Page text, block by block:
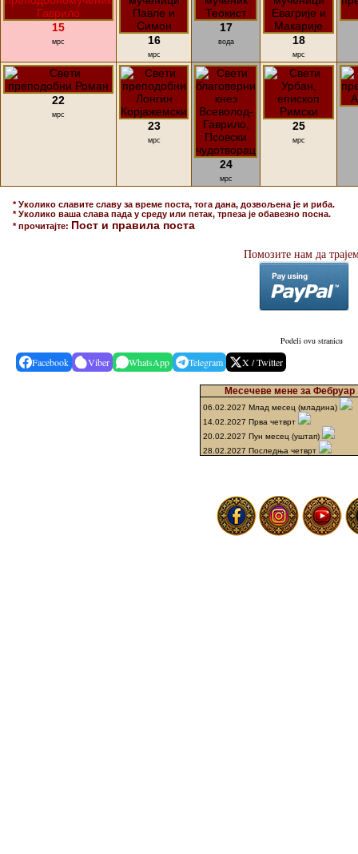
15
мрс 16
мрс
17
вода 18
мрс
22
мрс
23
мрс
24
мрс
25
мрс
* Уколико славите славу за време поста, тога дана, дозвољена је и риба.
* Уколико ваша слава пада у среду или петак, трпеза је обавезно посна.
* прочитајте: Пост и правила поста
Помозите нам да
Podeli ovu stranicu
Facebook Viber WhatsApp Telegram X / Twitter
Месечеве мене за Фебруар
06.02.2027 Млад месец (младина)
14.02.2027 Прва четврт
20.02.2027 Пун месец (уштап)
28.02.2027 Последња четврт